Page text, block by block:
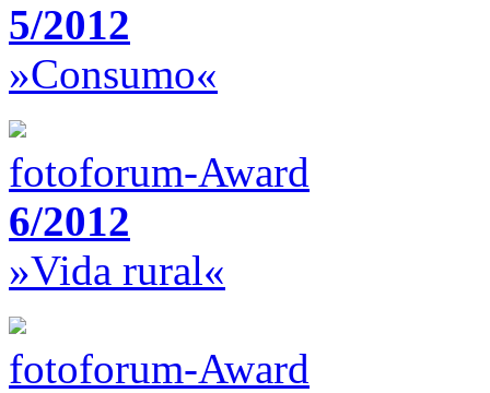
5/2012
»Consumo«
fotoforum-Award
6/2012
»Vida rural«
fotoforum-Award